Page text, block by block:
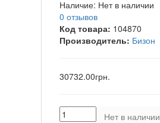
Наличие: Нет в наличии
0 отзывов
Код товара: 104870
Производитель: Бизон
30732.00грн.
Нет в наличии